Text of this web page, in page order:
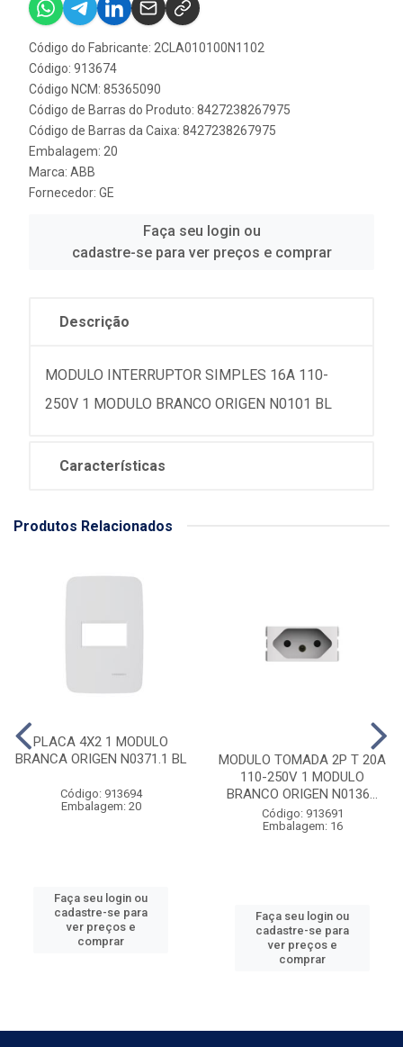
Código do Fabricante: 2CLA010100N1102
Código: 913674
Código NCM: 85365090
Código de Barras do Produto: 8427238267975
Código de Barras da Caixa: 8427238267975
Embalagem: 20
Marca: ABB
Fornecedor: GE
Faça seu login ou
cadastre-se para ver preços e comprar
Descrição
MODULO INTERRUPTOR SIMPLES 16A 110-
250V 1 MODULO BRANCO ORIGEN N0101 BL
Características
Produtos Relacionados
PLACA 4X2 1 MODULO
BRANCA ORIGEN N0371.1 BL
Código: 913694
Embalagem: 20
Faça seu login ou
cadastre-se para
ver preços e
comprar
MODULO TOMADA 2P T 20A
110-250V 1 MODULO
BRANCO ORIGEN N0136...
Código: 913691
Embalagem: 16
Faça seu login ou
cadastre-se para
ver preços e
comprar